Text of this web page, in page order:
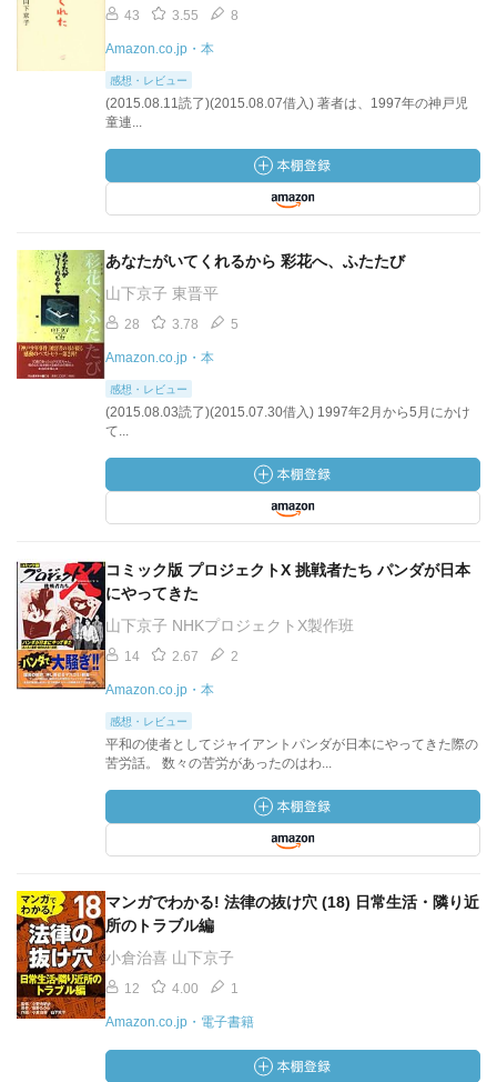
43 3.55 8
Amazon.co.jp・本
感想・レビュー
(2015.08.11読了)(2015.08.07借入) 著者は、1997年の神戸児
童連...
あなたがいてくれるから 彩花へ、ふたたび
山下京子 東晋平
28 3.78 5
Amazon.co.jp・本
感想・レビュー
(2015.08.03読了)(2015.07.30借入) 1997年2月から5月にかけ
て...
コミック版 プロジェクトX 挑戦者たち パンダが日本
にやってきた
山下京子 NHKプロジェクトX製作班
14 2.67 2
Amazon.co.jp・本
感想・レビュー
平和の使者としてジャイアントパンダが日本にやってきた際の
苦労話。 数々の苦労があったのはわ...
マンガでわかる! 法律の抜け穴 (18) 日常生活・隣り近
所のトラブル編
小倉治喜 山下京子
12 4.00 1
Amazon.co.jp・電子書籍